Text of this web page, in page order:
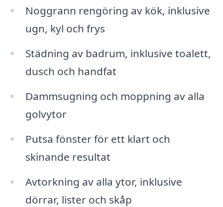
Noggrann rengöring av kök, inklusive
ugn, kyl och frys
Städning av badrum, inklusive toalett,
dusch och handfat
Dammsugning och moppning av alla
golvytor
Putsa fönster för ett klart och
skinande resultat
Avtorkning av alla ytor, inklusive
dörrar, lister och skåp